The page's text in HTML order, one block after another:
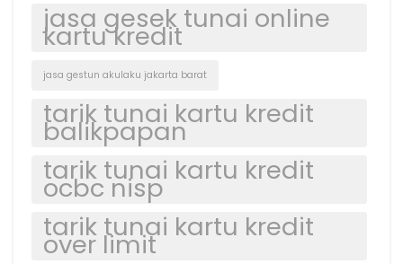
jasa gesek tunai online
kartu kredit
jasa gestun akulaku jakarta barat
tarik tunai kartu kredit
balikpapan
tarik tunai kartu kredit
ocbc nisp
tarik tunai kartu kredit
over limit